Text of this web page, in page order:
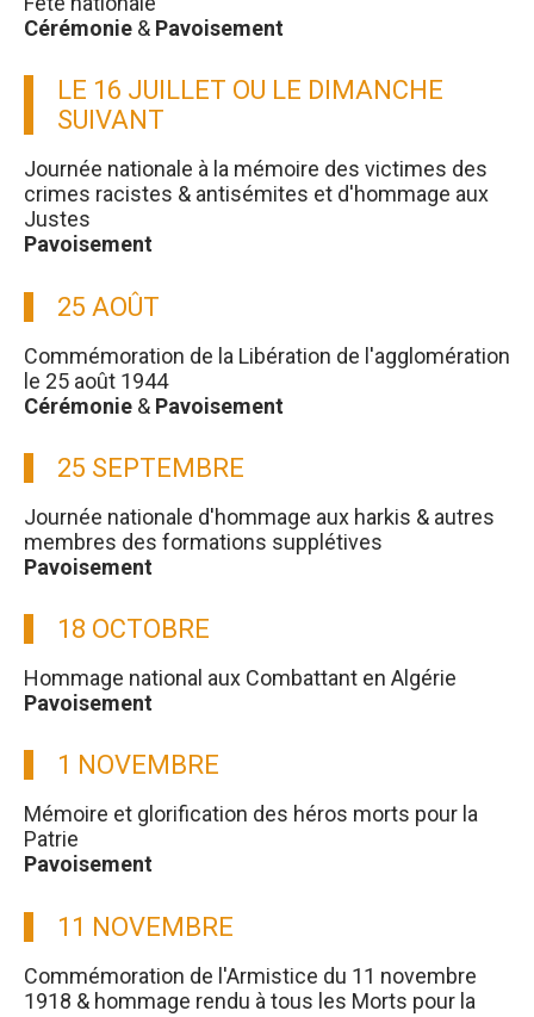
Cérémonie & Pavoisement
LE 16 JUILLET OU LE DIMANCHE
SUIVANT
Journée nationale à la mémoire des victimes des
crimes racistes & antisémites et d'hommage aux
Justes
Pavoisement
25 AOÛT
Commémoration de la Libération de l'agglomération
le 25 août 1944
Cérémonie & Pavoisement
25 SEPTEMBRE
Journée nationale d'hommage aux harkis & autres
membres des formations supplétives
Pavoisement
18 OCTOBRE
Hommage national aux Combattant en Algérie
Pavoisement
1 NOVEMBRE
Mémoire et glorification des héros morts pour la
Patrie
Pavoisement
11 NOVEMBRE
Commémoration de l'Armistice du 11 novembre
1918 & hommage rendu à tous les Morts pour la